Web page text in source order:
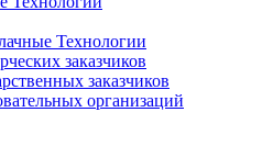
Технологии
заказчиков
заказчиков
организаций